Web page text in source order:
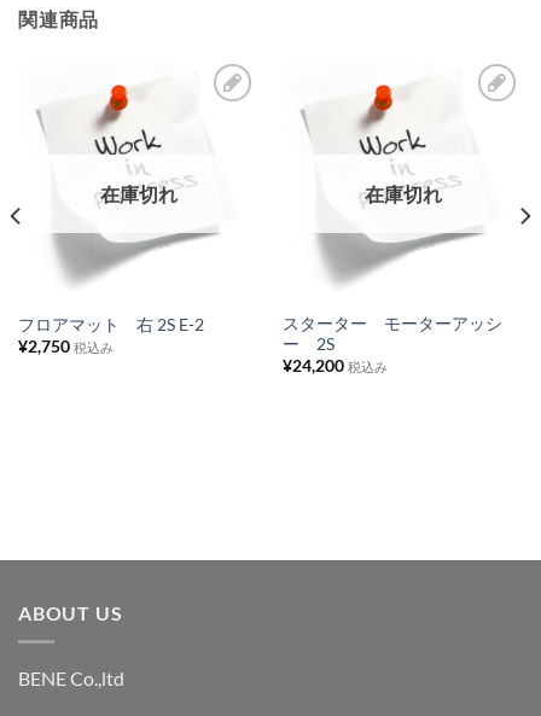
関連商品
ス
在庫切れ
フロアマット 右 2S E-2
¥2,750 税込み
ス
在庫切れ
スターター モーターアッシ
ー 2S
¥24,200 税込み
ABOUT US
BENE Co.,ltd